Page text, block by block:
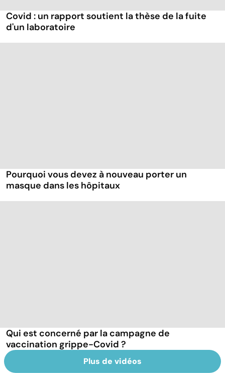
Covid : un rapport soutient la thèse de la fuite
d'un laboratoire
Pourquoi vous devez à nouveau porter un
masque dans les hôpitaux
Qui est concerné par la campagne de
vaccination grippe-Covid ?
Plus de vidéos